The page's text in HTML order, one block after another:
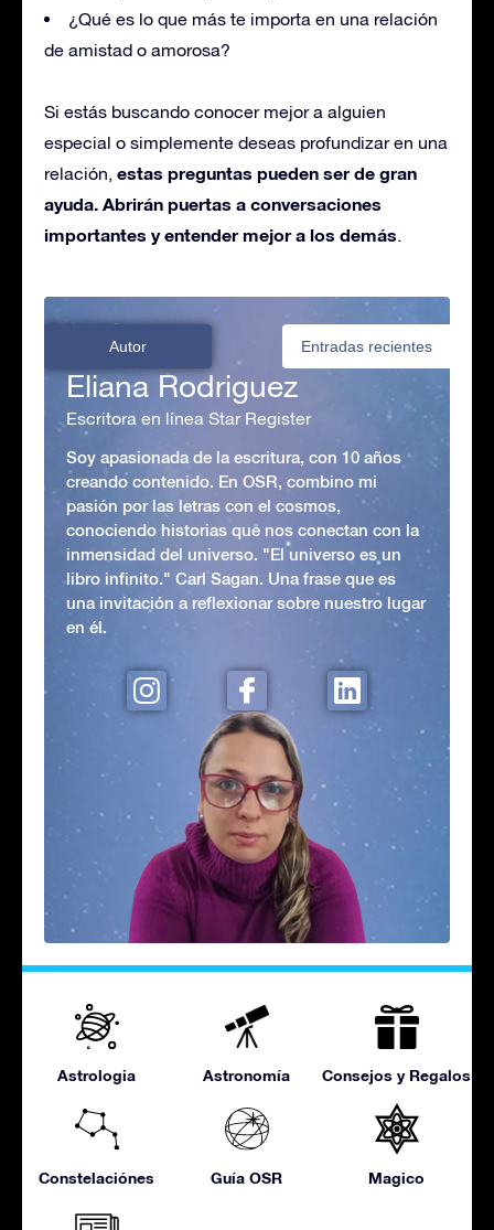
¿Qué es lo que más te importa en una relación
de amistad o amorosa?
Si estás buscando conocer mejor a alguien
especial o simplemente deseas profundizar en una
relación, estas preguntas pueden ser de gran
ayuda. Abrirán puertas a conversaciones
importantes y entender mejor a los demás.
Autor Entradas recientes
Eliana Rodriguez
Escritora en línea Star Register
Soy apasionada de la escritura, con 10 años
creando contenido. En OSR, combino mi
pasión por las letras con el cosmos,
conociendo historias que nos conectan con la
inmensidad del universo. "El universo es un
libro infinito." Carl Sagan. Una frase que es
una invitación a reflexionar sobre nuestro lugar
en él.
Astrologia Astronomía Consejos y Regalos
Constelaciónes Guía OSR Magico